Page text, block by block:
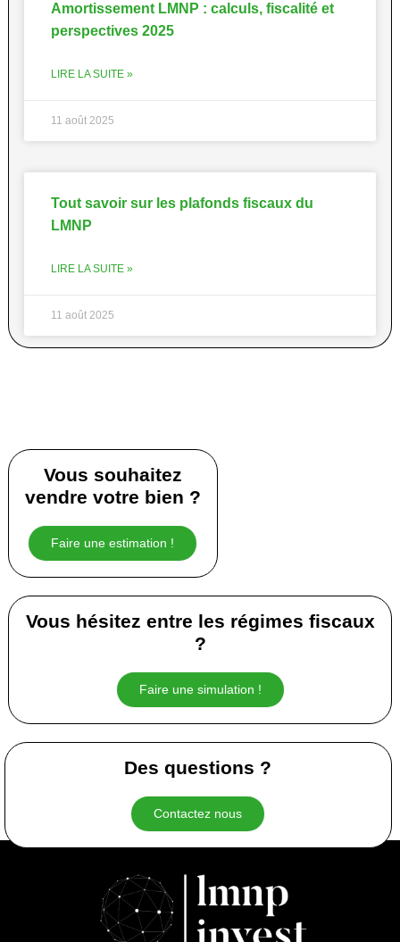
Amortissement LMNP : calculs, fiscalité et
perspectives 2025
LIRE LA SUITE »
11 août 2025
Tout savoir sur les plafonds fiscaux du
LMNP
LIRE LA SUITE »
11 août 2025
Vous souhaitez
vendre votre bien ?
Faire une estimation !
Vous hésitez entre les régimes fiscaux
?
Faire une simulation !
Des questions ?
Contactez nous